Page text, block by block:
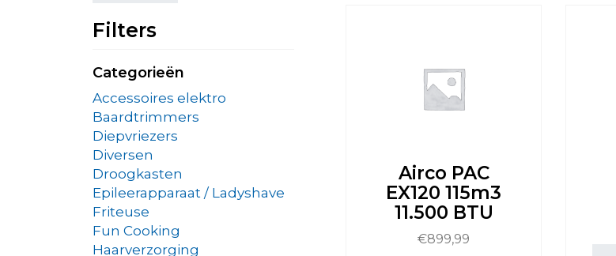
Filters
Categorieën
Accessoires elektro
Baardtrimmers
Diepvriezers
Diversen
Droogkasten
Epileerapparaat / Ladyshave
Friteuse
Fun Cooking
Haarverzorging
Airco PAC
EX120 115m3
11.500 BTU
€899,99